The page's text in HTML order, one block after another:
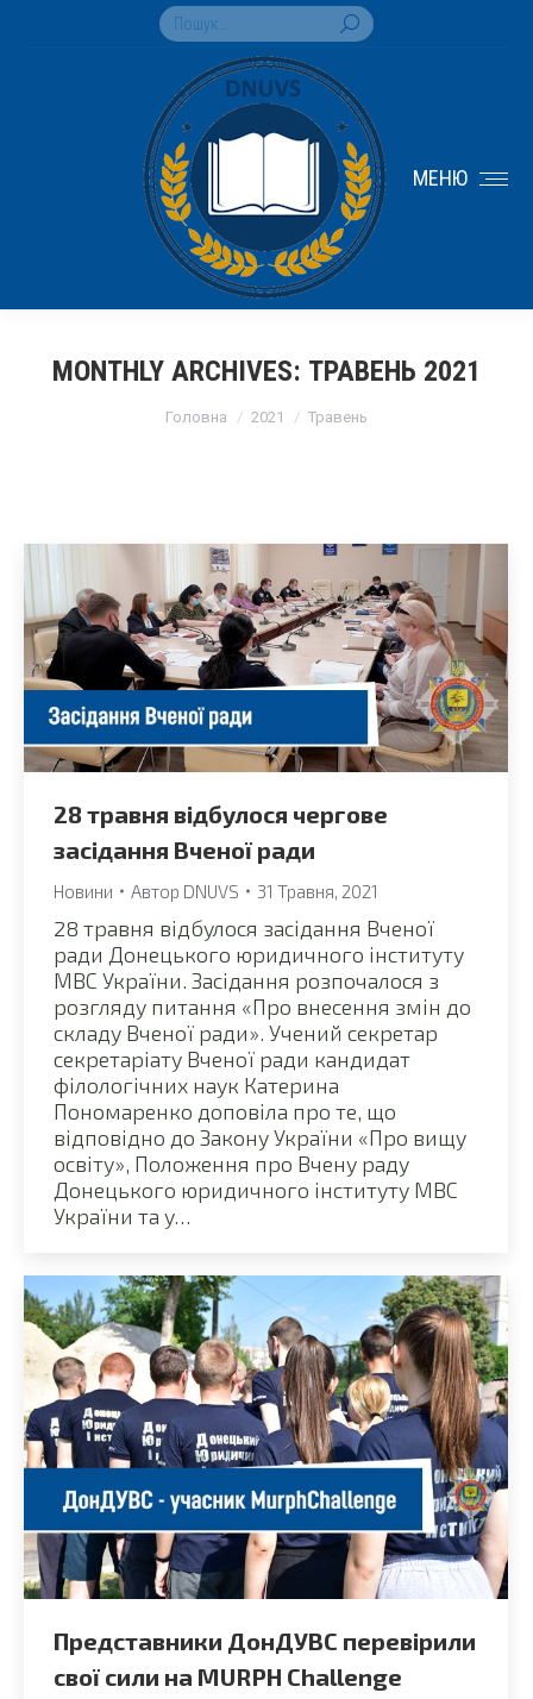
Search:
МЕНЮ
MONTHLY ARCHIVES: ТРАВЕНЬ 2021
Головна 2021 Травень
28 травня відбулося чергове
засідання Вченої ради
Новини Автор DNUVS 31 Травня, 2021
28 травня відбулося засідання Вченої
ради Донецького юридичного інституту
МВС України. Засідання розпочалося з
розгляду питання «Про внесення змін до
складу Вченої ради». Учений секретар
секретаріату Вченої ради кандидат
філологічних наук Катерина
Пономаренко доповіла про те, що
відповідно до Закону України «Про вищу
освіту», Положення про Вчену раду
Донецького юридичного інституту МВС
України та у…
Представники ДонДУВС перевірили
свої сили на MURPH Challenge